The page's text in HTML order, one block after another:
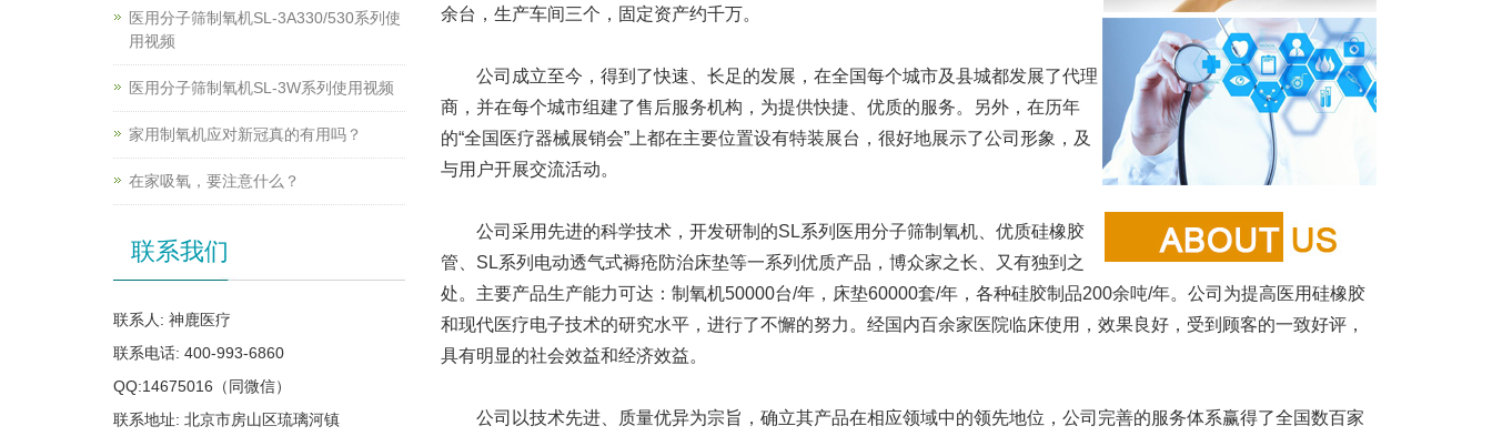
余台，生产车间三个，固定资产约千万。
公司成立至今，得到了快速、长足的发展，在全国每个城市及县城都发展了代理
商，并在每个城市组建了售后服务机构，为提供快捷、优质的服务。另外，在历年
的“全国医疗器械展销会”上都在主要位置设有特装展台，很好地展示了公司形象，及
与用户开展交流活动。
公司采用先进的科学技术，开发研制的SL系列医用分子筛制氧机、优质硅橡胶
管、SL系列电动透气式褥疮防治床垫等一系列优质产品，博众家之长、又有独到之
处。主要产品生产能力可达：制氧机50000台/年，床垫60000套/年，各种硅胶制品200余吨/年。公司为提高医用硅橡胶
和现代医疗电子技术的研究水平，进行了不懈的努力。经国内百余家医院临床使用，效果良好，受到顾客的一致好评，
具有明显的社会效益和经济效益。
公司以技术先进、质量优异为宗旨，确立其产品在相应领域中的领先地位，公司完善的服务体系赢得了全国数百家
医用分子筛制氧机SL-3A330/530系列使
用视频
医用分子筛制氧机SL-3W系列使用视频
家用制氧机应对新冠真的有用吗？
在家吸氧，要注意什么？
联系我们
联系人: 神鹿医疗
联系电话: 400-993-6860
QQ:14675016（同微信）
联系地址: 北京市房山区琉璃河镇